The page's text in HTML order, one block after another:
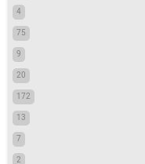
4
75
9
20
172
13
7
2